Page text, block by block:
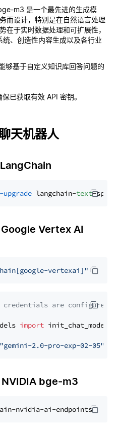
m3 是一个最先进的生成模
而设计，特别是在自然语言处理
在于实时数据处理和可扩展性，
、创造性内容生成以及各行业
够基于自定义知识库回答问题的
已获取有效 API 密钥。
天机器人
upgrade langchain-text
Google Vertex AI
vertexai]"
credentials are configured
import init_chat_model
"gemini-2.0-pro-exp-02-05"
NVIDIA bge-m3